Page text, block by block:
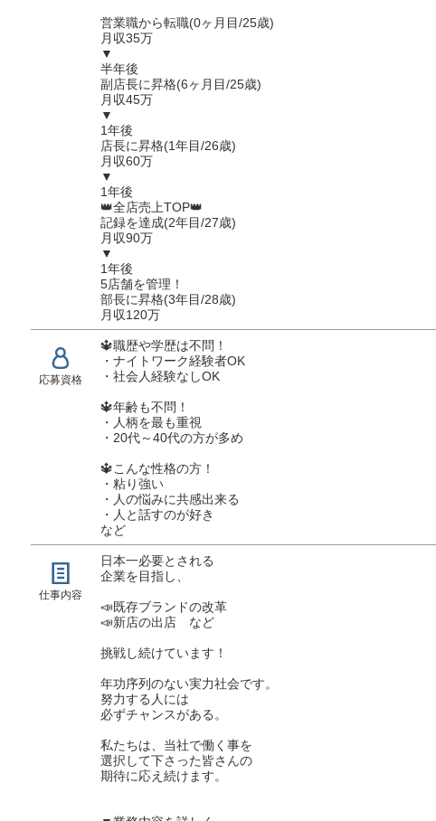
営業職から転職(0ヶ月目/25歳)
月収35万
▼
半年後
副店長に昇格(6ヶ月目/25歳)
月収45万
▼
1年後
店長に昇格(1年目/26歳)
月収60万
▼
1年後
👑全店売上TOP👑
記録を達成(2年目/27歳)
月収90万
▼
1年後
5店舗を管理！
部長に昇格(3年目/28歳)
月収120万
応募資格
🔱職歴や学歴は不問！
・ナイトワーク経験者OK
・社会人経験なしOK
🔱年齢も不問！
・人柄を最も重視
・20代～40代の方が多め
🔱こんな性格の方！
・粘り強い
・人の悩みに共感出来る
・人と話すのが好き
など
仕事内容
日本一必要とされる
企業を目指し、
📣既存ブランドの改革
📣新店の出店 など
挑戦し続けています！
年功序列のない実力社会です。
努力する人には
必ずチャンスがある。
私たちは、当社で働く事を
選択して下さった皆さんの
期待に応え続けます。